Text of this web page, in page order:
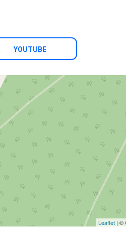
YOUTUBE
Leaflet | ©